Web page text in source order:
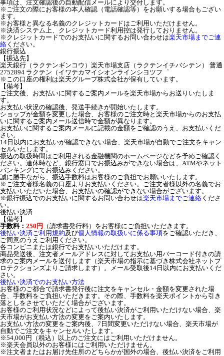
事項は、注文確認後の自動配信メールにより交付します。
※ご注文の際にお客様の本人確認（電話確認等）をお願いする場合もござい
ます。
※お客様と異なる名義のクレジットカードはご利用いただけません。
※決済システム上、クレジットカード利用控は発行しておりません。
※クレジットカードでのお支払いに関するお問い合わせは楽天市場までご連
絡 ください。
銀行振込
【振込先】
楽天銀行（ラクテンギンコウ）楽天市場支店（ラクテンイチバシテン） 普通
2752894 ラクテン（イワテカマイシオンラインシヨツフ゜
※この口座の権利は楽天グループ株式会社が保有しています。
【備考】
ご注文後、お支払いに関するご案内メールを楽天市場からお送りいたしま
す。
お支払い状況の確認後、発送手続きが開始いたします。
ショップが金額を変更した場合、お客様のご注文時と楽天市場からのお支払
いに関するご案内メール送信時で金額が異なります。
お支払いに関するご案内メールに記載の金額をご確認のうえ、お支払いくだ
さい。
14日以内にお支払いが確認できない場合、楽天市場が自動でご注文をキャン
セルいたします。
振込の取扱時間はご利用される金融機関のホームページなどを予めご確認く
ださい。連休時など、銀行窓口でお振込みができない場合は、ATMやネット
バンキングにてお振込みください。
誠に勝手ながら、振込手数料はお客様のご負担でお願いいたします。
※ご注文者様名義の口座よりお支払いください。ご注文者様以外の名義でお
支払いいただいた場合、お支払いの確認ができない場合がございます。
※銀行振込でのお支払いに関するお問い合わせは楽天市場までご連絡 くださ
い。
後払い決済
【備考】
手数料： 250円 （請求書発行料）をお客様にご負担いただきます。
後払い決済ご利用規約及び個人情報の取扱いに係る事項をご確認いただき、
ご同意のうえご利用ください。
各コンビニまたは銀行でお支払いいただけます。
商品発送後、注文者メールアドレスに対してお支払い用バーコード付きの請
求のご案内メールを送付します（楽天市場の指示に基づき株式会社ネットプ
ロテクションズよりご請求します）。メール受取後14日以内にお支払いくだ
さい。
後払い決済でのお支払い方法
お客様のご都合で請求書発行後に注文をキャンセル・金額を変更された場
合、手数料をご負担いただきます。その際、手数料を楽天ポイントから引き
落としをさせていただく場合がございます。
お客様のご利用状況などによって後払い決済がご利用いただけない場合、楽
天市場がお支払い方法の変更をご案内いたします。
お支払い方法の変更をご案内後、7日間変更いただけない場合、楽天市場が
自動でご注文をキャンセルいたします。
※54,000円（税込）以上のご注文にはご利用いただけません。
※楽天会員以外のお客様にはご利用いただけません。
※注文者またはお届け先住所のどちらかが国外の場合、後払い決済をご利用